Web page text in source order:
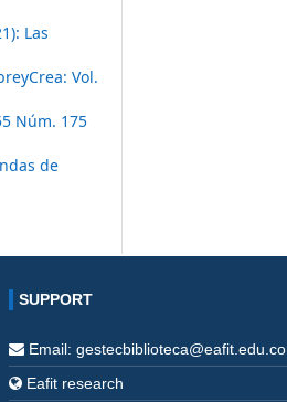
Las
Vol.
Núm. 175
de
SUPPORT
Email: gestecbiblioteca@eafit.edu.co
Eafit research